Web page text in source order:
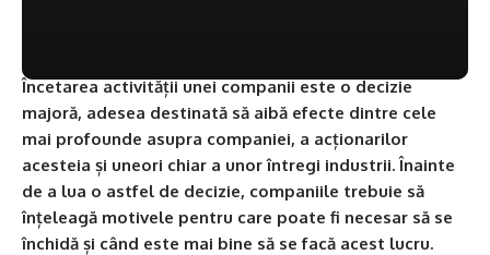
Încetarea activității unei companii este o decizie
majoră, adesea destinată să aibă efecte dintre cele
mai profounde asupra companiei, a acționarilor
acesteia și uneori chiar a unor întregi industrii. Înainte
de a lua o astfel de decizie, companiile trebuie să
înțeleagă motivele pentru care poate fi necesar să se
închidă și când este mai bine să se facă acest lucru.